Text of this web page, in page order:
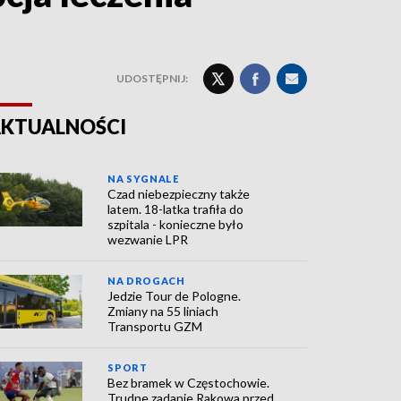
UDOSTĘPNIJ:
NA SYGNALE
Czad niebezpieczny także
latem. 18-latka trafiła do
szpitala - konieczne było
wezwanie LPR
NA DROGACH
Jedzie Tour de Pologne.
Zmiany na 55 liniach
Transportu GZM
SPORT
Bez bramek w Częstochowie.
Trudne zadanie Rakowa przed